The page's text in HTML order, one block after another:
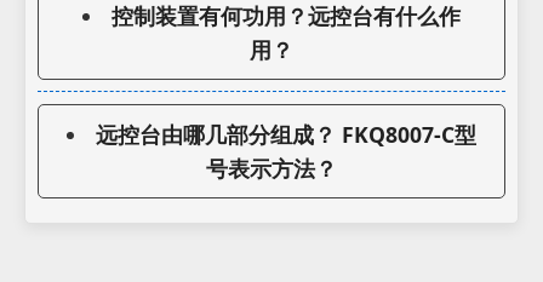
控制装置有何功用？远控台有什么作
用？
远控台由哪几部分组成？ FKQ8007-C型
号表示方法？